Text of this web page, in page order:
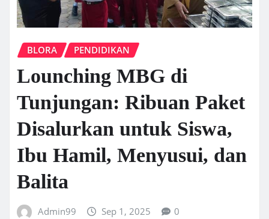
BLORA PENDIDIKAN
Lounching MBG di
Tunjungan: Ribuan Paket
Disalurkan untuk Siswa,
Ibu Hamil, Menyusui, dan
Balita
Admin99 Sep 1, 2025 0